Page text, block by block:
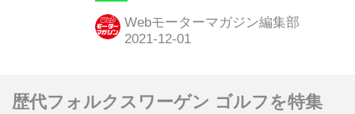
ーチャーズ）」を2021年12月2日
（木）〜12月27日（月）に、横浜市の
よう。
Webモーターマガジン編集部
歴代フォルクスワーゲン ゴルフを特集